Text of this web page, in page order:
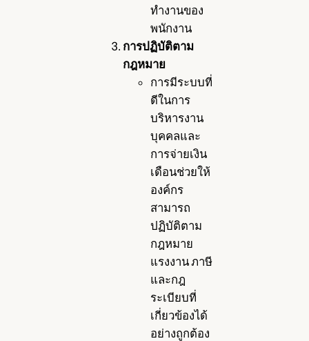
ทำงานของ
พนักงาน
การปฏิบัติตาม
กฎหมาย
การมีระบบที่
ดีในการ
บริหารงาน
บุคคลและ
การจ่ายเงิน
เดือนช่วยให้
องค์กร
สามารถ
ปฏิบัติตาม
กฎหมาย
แรงงาน ภาษี
และกฎ
ระเบียบที่
เกี่ยวข้องได้
อย่างถูกต้อง